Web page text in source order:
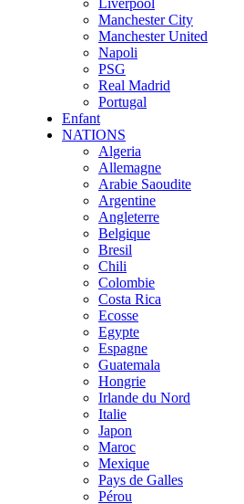
Liverpool
Manchester City
Manchester United
Napoli
PSG
Real Madrid
Portugal
Enfant
NATIONS
Algeria
Allemagne
Arabie Saoudite
Argentine
Angleterre
Belgique
Bresil
Chili
Colombie
Costa Rica
Ecosse
Egypte
Espagne
Guatemala
Hongrie
Irlande du Nord
Italie
Japon
Maroc
Mexique
Pays de Galles
Pérou